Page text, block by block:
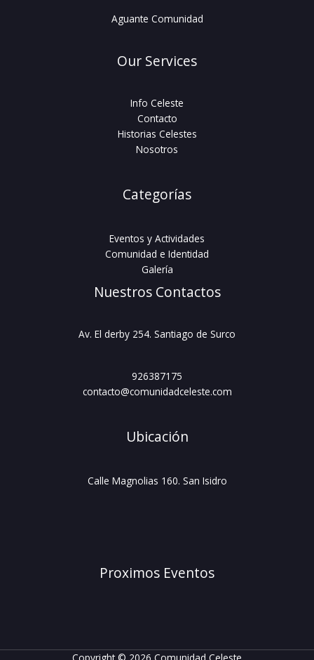
Aguante Comunidad
Our Services
Info Celeste
Contacto
Historias Celestes
Nosotros
Categorías
Eventos y Actividades
Comunidad e Identidad
Galería
Nuestros Contactos
Av. El derby 254. Santiago de Surco
926387175
contacto@comunidadceleste.com
Ubicación
Calle Magnolias 160. San Isidro
Proximos Eventos